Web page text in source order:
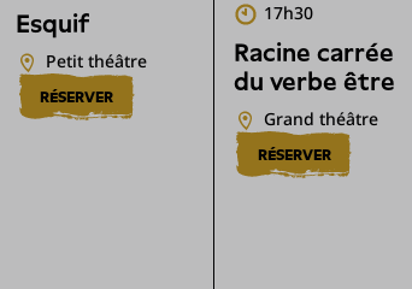
Esquif
Petit théâtre
RÉSERVER
17h30
Racine carrée
du verbe être
Grand théâtre
RÉSERVER